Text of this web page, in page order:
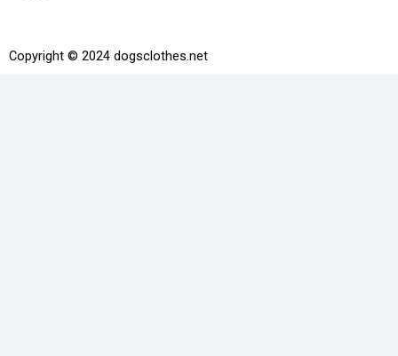
o
Copyright © 2024 dogsclothes.net